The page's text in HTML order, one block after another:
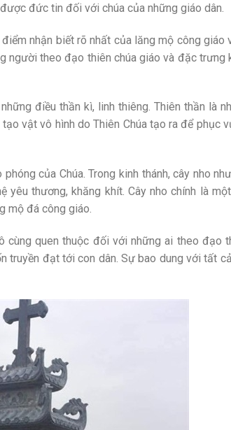
đức tin đối với chúa của những giáo dân.
nhận biết rõ nhất của lăng mộ công giáo
người theo đạo thiên chúa giáo và đặc trưng
điều thần kì, linh thiêng. Thiên thần là
vật vô hình do Thiên Chúa tạo ra để phục
của Chúa. Trong kinh thánh, cây nho
thương, khăng khít. Cây nho chính là
mộ đá công giáo.
cùng quen thuộc đối với những ai theo đạo
truyền đạt tới con dân. Sự bao dung với tất